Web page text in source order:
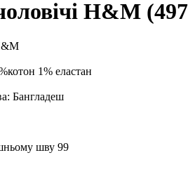
H&M
1% еластан
Бангладеш
шву 99